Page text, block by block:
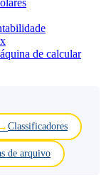
de calcular
Classificadores
de arquivo